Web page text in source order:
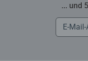
... und